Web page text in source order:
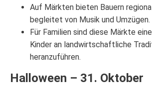
Auf Märkten bieten Bauern
begleitet von Musik und Umzügen.
Für Familien sind diese Märkte
Kinder an landwirtschaftliche
heranzuführen.
Halloween – 31. Oktober